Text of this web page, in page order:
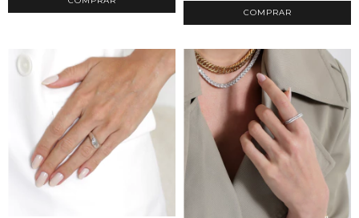
COMPRAR